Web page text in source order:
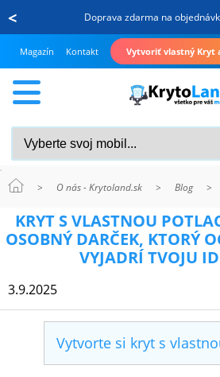
< Doprava zdarma na
Magazín Kontakt Vytvoriť vlastný Kryt
A
MOBIL
KRYT S VLASTNOU
OSOBNÝ DARČEK, KTORÝ
VYJADRÍ TVOJU
3.9.2025
Vytvorte si kryt s
> O nás - Krytoland.sk > Blog >